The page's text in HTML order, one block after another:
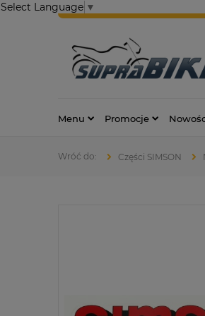
Select Language ▼
Menu Promocje
Części SIMSON